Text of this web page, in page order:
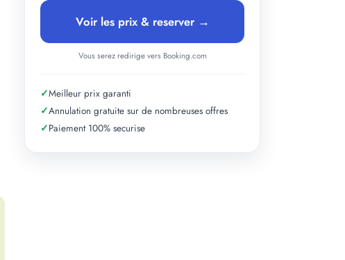
Voir les prix & reserver →
Vous serez redirige vers Booking.com
✓Meilleur prix garanti
✓Annulation gratuite sur de nombreuses offres
✓Paiement 100% securise